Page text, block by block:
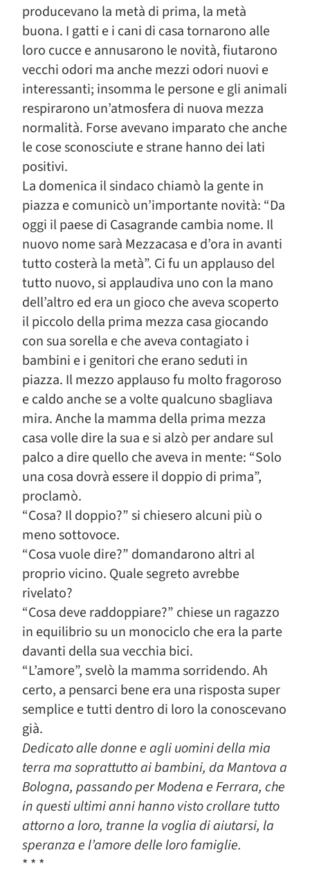
producevano la metà di prima, la metà
buona. I gatti e i cani di casa tornarono alle
loro cucce e annusarono le novità, fiutarono
vecchi odori ma anche mezzi odori nuovi e
interessanti; insomma le persone e gli animali
respirarono un’atmosfera di nuova mezza
normalità. Forse avevano imparato che anche
le cose sconosciute e strane hanno dei lati
positivi.
La domenica il sindaco chiamò la gente in
piazza e comunicò un’importante novità: “Da
oggi il paese di Casagrande cambia nome. Il
nuovo nome sarà Mezzacasa e d’ora in avanti
tutto costerà la metà”. Ci fu un applauso del
tutto nuovo, si applaudiva uno con la mano
dell’altro ed era un gioco che aveva scoperto
il piccolo della prima mezza casa giocando
con sua sorella e che aveva contagiato i
bambini e i genitori che erano seduti in
piazza. Il mezzo applauso fu molto fragoroso
e caldo anche se a volte qualcuno sbagliava
mira. Anche la mamma della prima mezza
casa volle dire la sua e si alzò per andare sul
palco a dire quello che aveva in mente: “Solo
una cosa dovrà essere il doppio di prima”,
proclamò.
“Cosa? Il doppio?” si chiesero alcuni più o
meno sottovoce.
“Cosa vuole dire?” domandarono altri al
proprio vicino. Quale segreto avrebbe
rivelato?
“Cosa deve raddoppiare?” chiese un ragazzo
in equilibrio su un monociclo che era la parte
davanti della sua vecchia bici.
“L’amore”, svelò la mamma sorridendo. Ah
certo, a pensarci bene era una risposta super
semplice e tutti dentro di loro la conoscevano
già.
Dedicato alle donne e agli uomini della mia
terra ma soprattutto ai bambini, da Mantova a
Bologna, passando per Modena e Ferrara, che
in questi ultimi anni hanno visto crollare tutto
attorno a loro, tranne la voglia di aiutarsi, la
speranza e l’amore delle loro famiglie.
* * *